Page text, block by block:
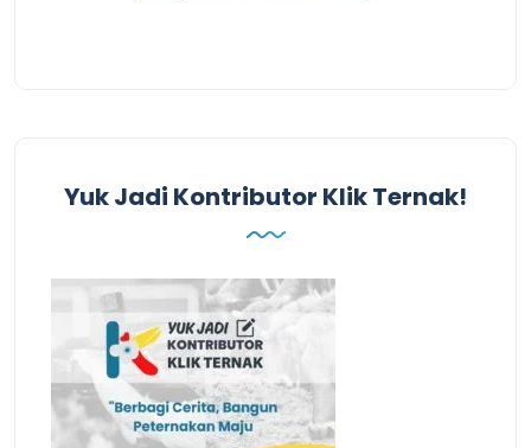
Yuk Jadi Kontributor Klik Ternak!